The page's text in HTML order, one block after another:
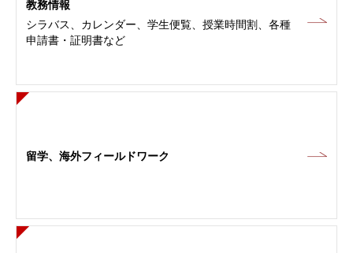
教務情報
シラバス、カレンダー、学生便覧、授業時間割、各種
申請書・証明書など
留学、海外フィールドワーク